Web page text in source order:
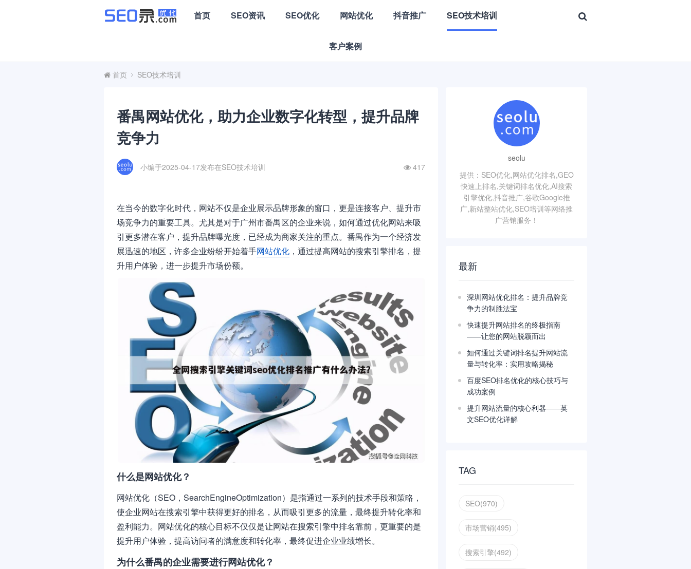
首页 SEO资讯 SEO优化 网站优化 抖音推广 SEO技术培训
客户案例
首页 SEO技术培训
番禺网站优化，助力企业数字化转型，提升品牌
竞争力
小编于2025-04-17发布在SEO技术培训 417
在当今的数字化时代，网站不仅是企业展示品牌形象的窗口，更是连接客户、提升市
场竞争力的重要工具。尤其是对于广州市番禺区的企业来说，如何通过优化网站来吸
引更多潜在客户，提升品牌曝光度，已经成为商家关注的重点。番禺作为一个经济发
展迅速的地区，许多企业纷纷开始着手网站优化 ，通过提高网站的搜索引擎排名，提
升用户体验，进一步提升市场份额。
什么是网站优化？
网站优化（SEO，SearchEngineOptimization）是指通过一系列的技术手段和策略，
使企业网站在搜索引擎中获得更好的排名，从而吸引更多的流量，最终提升转化率和
盈利能力。网站优化的核心目标不仅仅是让网站在搜索引擎中排名靠前，更重要的是
提升用户体验，提高访问者的满意度和转化率，最终促进企业业绩增长。
为什么番禺的企业需要进行网站优化？
seolu
提供：SEO优化,网站优化排名,GEO
快速上排名,关键词排名优化,AI搜索
引擎优化,抖音推广,谷歌Google推
广,新站整站优化,SEO培训等网络推
广营销服务！
最新
深圳网站优化排名：提升品牌竞
争力的制胜法宝
快速提升网站排名的终极指南
——让您的网站脱颖而出
如何通过关键词排名提升网站流
量与转化率：实用攻略揭秘
百度SEO排名优化的核心技巧与
成功案例
提升网站流量的核心利器——英
文SEO优化详解
TAG
SEO(970)
市场营销(495)
搜索引擎(492)